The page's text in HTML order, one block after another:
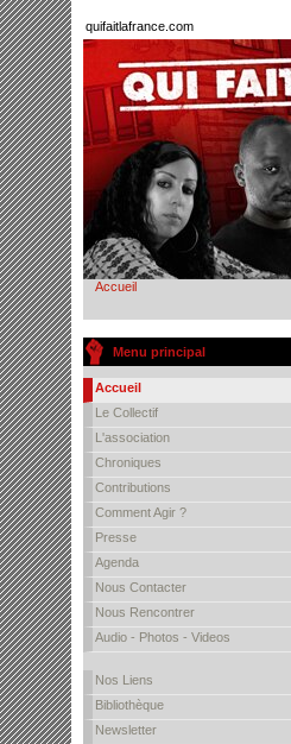
quifaitlafrance.com
Accueil
Menu principal
Accueil
Le Collectif
L'association
Chroniques
Contributions
Comment Agir ?
Presse
Agenda
Nous Contacter
Nous Rencontrer
Audio - Photos - Videos
Nos Liens
Bibliothèque
Newsletter